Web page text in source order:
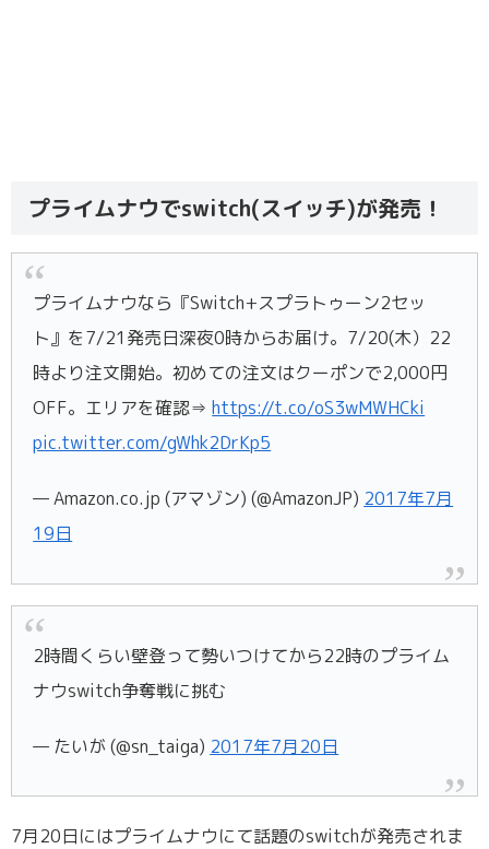
プライムナウでswitch(スイッチ)が発売！
プライムナウなら『Switch+スプラトゥーン2セッ
ト』を7/21発売日深夜0時からお届け。7/20(木）22
時より注文開始。初めての注文はクーポンで2,000円
OFF。エリアを確認⇒https://t.co/oS3wMWHCki
pic.twitter.com/gWhk2DrKp5
— Amazon.co.jp (アマゾン) (@AmazonJP) 2017年7月
19日
2時間くらい壁登って勢いつけてから22時のプライム
ナウswitch争奪戦に挑む
— たいが (@sn_taiga) 2017年7月20日
7月20日にはプライムナウにて話題のswitchが発売されま